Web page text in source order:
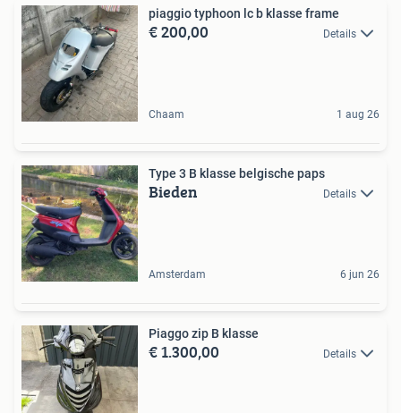
piaggio typhoon lc b klasse frame
€ 200,00 Details
Chaam 1 aug 26
Type 3 B klasse belgische paps
Bieden Details
Amsterdam 6 jun 26
Piaggo zip B klasse
€ 1.300,00 Details